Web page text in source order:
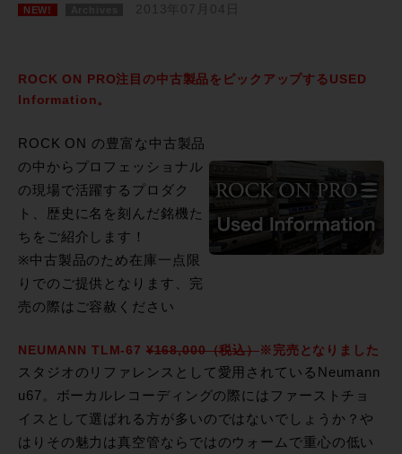
NEW! 2013年07月04日
ROCK ON PRO注目の中古製品をピックアップするUSED
Information。
ROCK ON の豊富な中古製品
の中からプロフェッショナル
の現場で活躍するプロダク
ト、歴史に名を刻んだ銘機た
ちをご紹介します！
※中古製品のため在庫一点限
りでのご提供となります、完
売の際はご容赦ください
NEUMANN TLM-67 ¥168,000（税込）※完売となりました
スタジオのリファレンスとして愛用されているNeumann
u67。ボーカルレコーディングの際にはファーストチョ
イスとして選ばれる方が多いのではないでしょうか？や
はりその魅力は真空管ならではのウォームで重心の低い